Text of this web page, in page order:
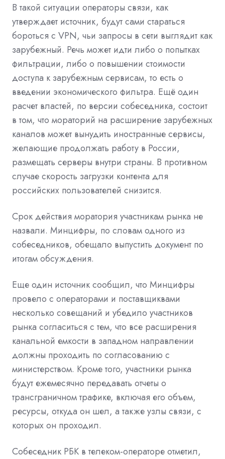
В такой ситуации операторы связи, как
утверждает источник, будут сами стараться
бороться с VPN, чьи запросы в сети выглядит как
зарубежный. Речь может идти либо о попытках
фильтрации, либо о повышении стоимости
доступа к зарубежным сервисам, то есть о
введении экономического фильтра. Ещё один
расчет властей, по версии собеседника, состоит
в том, что мораторий на расширение зарубежных
каналов может вынудить иностранные сервисы,
желающие продолжать работу в России,
размещать серверы внутри страны. В противном
случае скорость загрузки контента для
российских пользователей снизится.
Срок действия моратория участникам рынка не
назвали. Минцифры, по словам одного из
собеседников, обещало выпустить документ по
итогам обсуждения.
Еще один источник сообщил, что Минцифры
провело с операторами и поставщиквами
несколько совещаний и убедило участников
рынка согласиться с тем, что все расширения
канальной емкости в западном направлении
должны проходить по согласованию с
министерством. Кроме того, участники рынка
будут ежемесячно передавать отчеты о
трансграничном трафике, включая его объем,
ресурсы, откуда он шел, а также узлы связи, с
которых он проходил.
Собеседник РБК в телеком-операторе отметил,